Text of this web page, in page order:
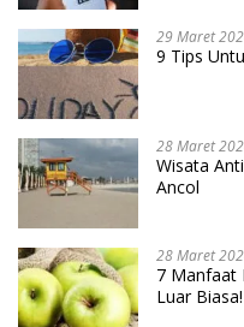
29 Maret
9 Tips
28 Maret
Wisata
Ancol
28 Maret
7 Manfaat
Luar Biasa!